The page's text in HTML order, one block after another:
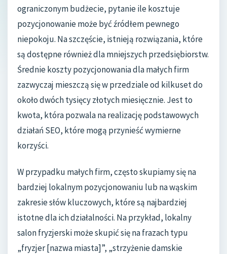
ograniczonym budżecie, pytanie ile kosztuje
pozycjonowanie może być źródłem pewnego
niepokoju. Na szczęście, istnieją rozwiązania, które
są dostępne również dla mniejszych przedsiębiorstw.
Średnie koszty pozycjonowania dla małych firm
zazwyczaj mieszczą się w przedziale od kilkuset do
około dwóch tysięcy złotych miesięcznie. Jest to
kwota, która pozwala na realizację podstawowych
działań SEO, które mogą przynieść wymierne
korzyści.
W przypadku małych firm, często skupiamy się na
bardziej lokalnym pozycjonowaniu lub na wąskim
zakresie słów kluczowych, które są najbardziej
istotne dla ich działalności. Na przykład, lokalny
salon fryzjerski może skupić się na frazach typu
„fryzjer [nazwa miasta]”, „strzyżenie damskie